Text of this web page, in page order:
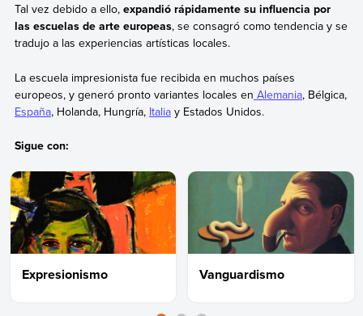
Tal vez debido a ello, expandió rápidamente su influencia por
las escuelas de arte europeas, se consagró como tendencia y se
tradujo a las experiencias artísticas locales.
La escuela impresionista fue recibida en muchos países
europeos, y generó pronto variantes locales en Alemania, Bélgica,
España, Holanda, Hungría, Italiay Estados Unidos.
Sigue con:
Expresionismo Vanguardismo